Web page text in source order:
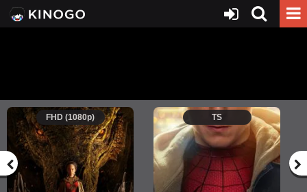
FHD (1080p) TS